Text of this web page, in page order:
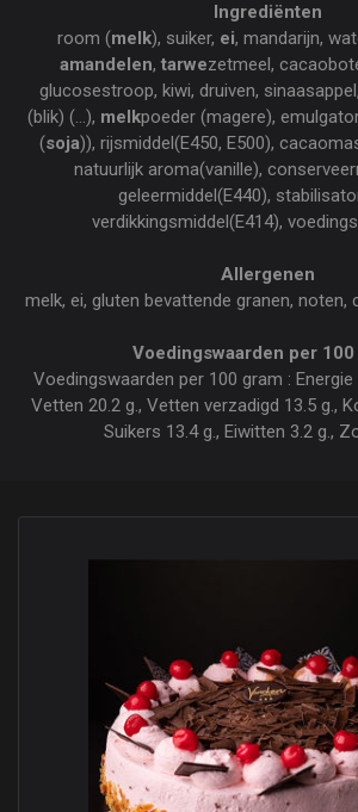
Ingrediënten
room (melk), suiker, ei, mandarijn,
amandelen, tarwezetmeel,
glucosestroop, kiwi, druiven,
(blik) (...), melkpoeder (magere),
(soja)), rijsmiddel(E450, E500),
natuurlijk aroma(vanille),
geleermiddel(E440),
verdikkingsmiddel(E414),
Allergenen
melk, ei, gluten bevattende granen,
Voedingswaarden per 100
Voedingswaarden per 100 gram : Energie
Vetten 20.2 g., Vetten verzadigd 13.5 g.,
Suikers 13.4 g., Eiwitten 3.2 g.,